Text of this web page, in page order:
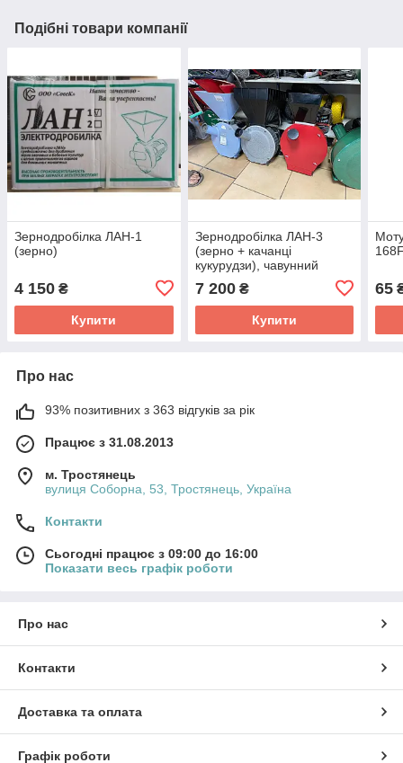
Подібні товари компанії
Зернодробілка ЛАН-1
(зерно)
4 150 ₴
Купити
Зернодробілка ЛАН-3
(зерно + качанці
кукурудзи), чавунний
7 200₴
Купити
65
Про нас
93% позитивних з 363 відгуків за рік
Працює з 31.08.2013
м. Тростянець
вулиця Соборна, 53, Тростянець, Україна
Контакти
Сьогодні працює з 09:00 до 16:00
Показати весь графік роботи
Про нас
Контакти
Доставка та оплата
Графік роботи